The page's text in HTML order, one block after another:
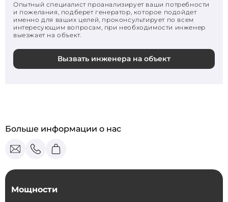
Опытный специалист проанализирует ваши потребности
и пожелания, подберет генератор, которое подойдет
именно для ваших целей, проконсультирует по всем
интересующим вопросам, при необходимости инженер
выезжает на объект.
Вызвать инженера на объект
Больше информации о нас
Мощности